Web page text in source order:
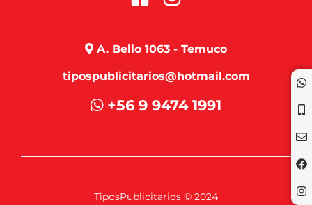
A. Bello 1063 - Temuco
tipospublicitarios@hotmail.com
+56 9 9474 1991
TiposPublicitarios © 2024